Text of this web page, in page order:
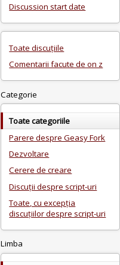
Discussion start date
Toate discuțiile
Comentarii facute de on z
Categorie
Toate categoriile
Parere despre Geasy Fork
Dezvoltare
Cerere de creare
Discuții despre script-uri
Toate, cu excepția
discuțiilor despre script-uri
Limba